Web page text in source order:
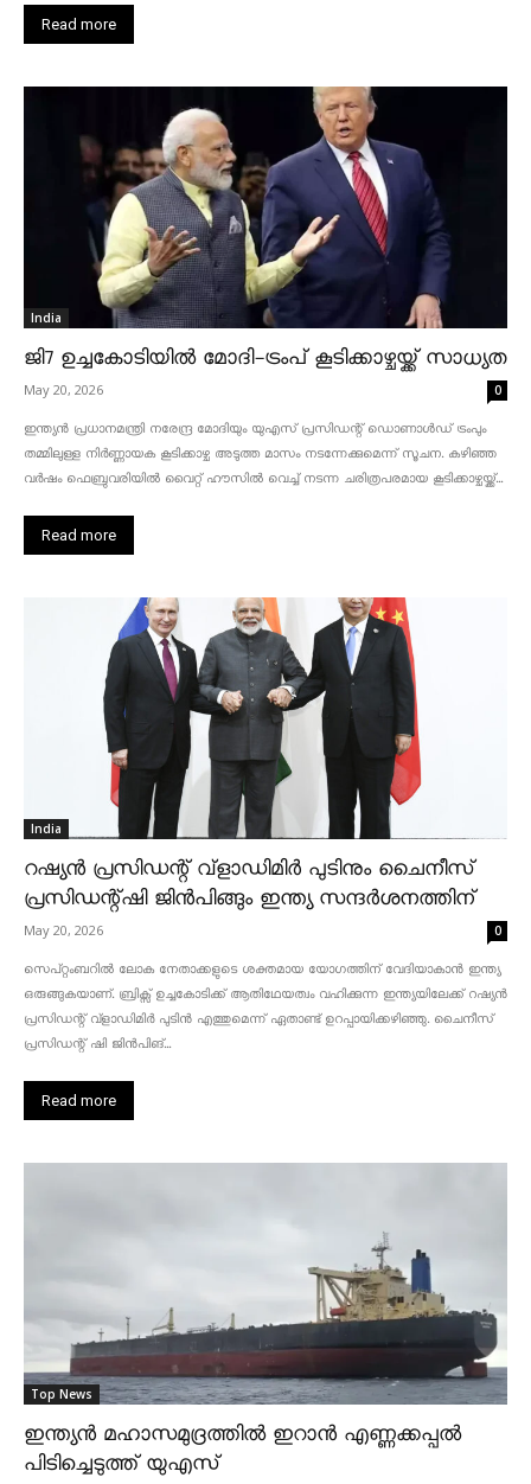
Read more
India
ജി7 ഉച്ചകോടിയിൽ മോദി-ട്രംപ് കൂടിക്കാഴ്ചയ്ക്ക് സാധ്യത
May 20, 2026 0
ഇന്ത്യൻ പ്രധാനമന്ത്രി നരേന്ദ്ര മോദിയും യുഎസ് പ്രസിഡന്റ് ഡൊണാൾഡ് ട്രംപും
തമ്മിലുള്ള നിർണ്ണായക കൂടിക്കാഴ്ച അടുത്ത മാസം നടന്നേക്കുമെന്ന് സൂചന. കഴിഞ്ഞ
വർഷം ഫെബ്രുവരിയിൽ വൈറ്റ് ഹൗസിൽ വെച്ച് നടന്ന ചരിത്രപരമായ കൂടിക്കാഴ്ചയ്ക്ക്...
Read more
India
റഷ്യൻ പ്രസിഡന്റ് വ്‌ളാഡിമിർ പുടിനും ചൈനീസ്
പ്രസിഡന്റ്ഷി ജിൻപിങ്ങും ഇന്ത്യ സന്ദർശനത്തിന്
May 20, 2026 0
സെപ്റ്റംബറിൽ ലോക നേതാക്കളുടെ ശക്തമായ യോഗത്തിന് വേദിയാകാൻ ഇന്ത്യ
ഒരുങ്ങുകയാണ്. ബ്രിക്സ് ഉച്ചകോടിക്ക് ആതിഥേയത്വം വഹിക്കുന്ന ഇന്ത്യയിലേക്ക് റഷ്യൻ
പ്രസിഡന്റ് വ്‌ളാഡിമിർ പുടിൻ എത്തുമെന്ന് ഏതാണ്ട് ഉറപ്പായിക്കഴിഞ്ഞു. ചൈനീസ്
പ്രസിഡന്റ് ഷി ജിൻപിങ്...
Read more
Top News
ഇന്ത്യൻ മഹാസമുദ്രത്തിൽ ഇറാൻ എണ്ണക്കപ്പൽ
പിടിച്ചെടുത്ത് യുഎസ്